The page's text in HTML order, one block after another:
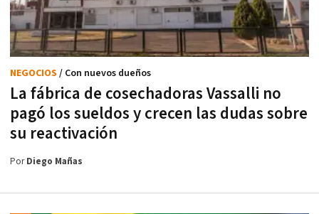
La fábrica de cosechadoras Vassalli no
pagó los sueldos y crecen las dudas sobre
su reactivación
NEGOCIOS / Con nuevos dueños
PorDiego Mañas